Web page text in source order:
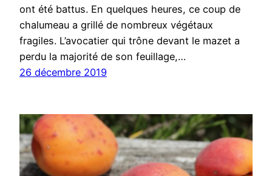
ont été battus. En quelques heures, ce coup de
chalumeau a grillé de nombreux végétaux
fragiles. L’avocatier qui trône devant le mazet a
perdu la majorité de son feuillage,…
26 décembre 2019